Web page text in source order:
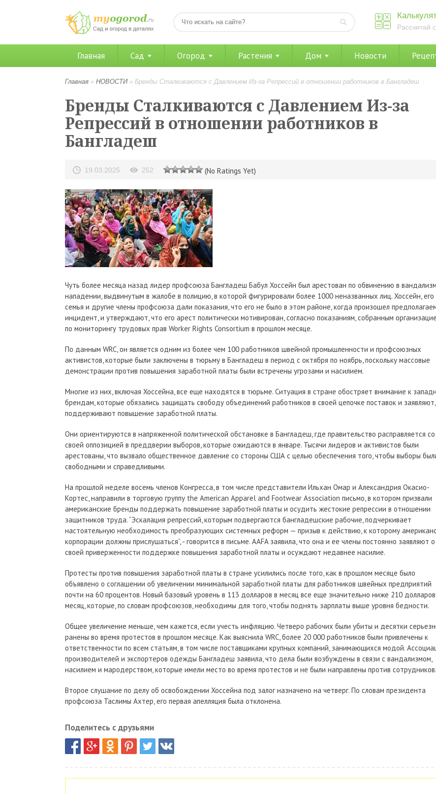
Рассчитай
Главная Сад Огород Растения Дом Новости
Главная » НОВОСТИ» Бренды Сталкиваются с Давлением Из-за Репрессий в отношении работников в Бангладеш
Бренды Сталкиваются с Давлением Из-за
Репрессий в отношении работников в
Бангладеш
19.03.2025 252 (No Ratings Yet)
Чуть более месяца назад лидер профсоюза Бангладеш Бабул Хоссейн был арестован по обвинению в
нападении, выдвинутым в жалобе в полицию, в которой фигурировали более 1000 неназванных лиц. Хоссейн, его
семья и другие члены профсоюза дали показания, что его не было в этом районе, когда произошел
инцидент, и утверждают, что его арест политически мотивирован, согласно показаниям, собранным
по мониторингу трудовых прав Worker Rights Consortium в прошлом месяце.
По данным WRC, он является одним из более чем 100 работников швейной промышленности и профсоюзных
активистов, которые были заключены в тюрьму в Бангладеш в период с октября по ноябрь, поскольку массовые
демонстрации против повышения заработной платы были встречены угрозами и насилием.
Многие из них, включая Хоссейна, все еще находятся в тюрьме. Ситуация в стране обостряет внимание к
брендам, которые обязались защищать свободу объединений работников в своей цепочке поставок и
поддерживают повышение заработной платы.
Они ориентируются в напряженной политической обстановке в Бангладеш, где правительство расправляется со
своей оппозицией в преддверии выборов, которые ожидаются в январе. Тысячи лидеров и активистов были
арестованы, что вызвало общественное давление со стороны США с целью обеспечения того, чтобы выборы
свободными и справедливыми.
На прошлой неделе восемь членов Конгресса, в том числе представители Ильхан Омар и Александрия Окасио-
Кортес, направили в торговую группу the American Apparel and Footwear Association письмо, в котором призвали
американские бренды поддержать повышение заработной платы и осудить жестокие репрессии в отношении
защитников труда. “Эскалация репрессий, которым подвергаются бангладешские рабочие, подчеркивает
настоятельную необходимость преобразующих системных реформ — призыв к действию, к которому
корпорации должны прислушаться”, - говорится в письме. AAFA заявила, что она и ее члены постоянно заявляют о
своей приверженности поддержке повышения заработной платы и осуждают недавнее насилие.
Протесты против повышения заработной платы в стране усилились после того, как в прошлом месяце было
объявлено о соглашении об увеличении минимальной заработной платы для работников швейных предприятий
почти на 60 процентов. Новый базовый уровень в 113 долларов в месяц все еще значительно ниже 210
месяц, которые, по словам профсоюзов, необходимы для того, чтобы поднять зарплаты выше уровня бедности.
Общее увеличение меньше, чем кажется, если учесть инфляцию. Четверо рабочих были убиты и десятки
ранены во время протестов в прошлом месяце. Как выяснила WRC, более 20 000 работников были привлечены к
ответственности по всем статьям, в том числе поставщиками крупных компаний, занимающихся модой.
производителей и экспортеров одежды Бангладеш заявила, что дела были возбуждены в связи с вандализмом,
насилием и мародерством, которые имели место во время протестов и не были направлены против сотрудников.
Второе слушание по делу об освобождении Хоссейна под залог назначено на четверг. По словам президента
профсоюза Таслимы Ахтер, его первая апелляция была отклонена.
Поделитесь с друзьями